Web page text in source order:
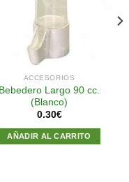
ACCESORIOS
Bebedero Largo 90 cc.
(Blanco)
0.30€
AÑADIR AL CARRITO